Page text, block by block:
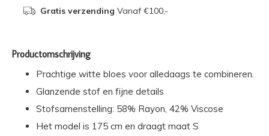
Gratis verzending Vanaf €100,-
Productomschrijving
Prachtige witte bloes voor alledaags te combineren.
Glanzende stof en fijne details
Stofsamenstelling: 58% Rayon, 42% Viscose
Het model is 175 cm en draagt maat S